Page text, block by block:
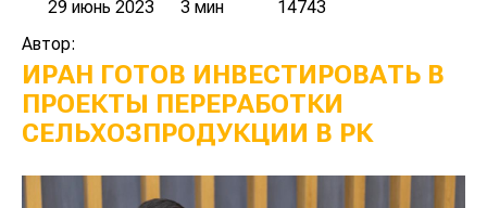
29 июнь 2023 3 мин
14743
Автор:
ИРАН ГОТОВ ИНВЕСТИРОВАТЬ В
ПРОЕКТЫ ПЕРЕРАБОТКИ
СЕЛЬХОЗПРОДУКЦИИ В РК